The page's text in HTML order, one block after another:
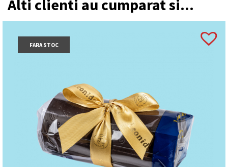
Alti clienti au cumparat si...
FARA STOC